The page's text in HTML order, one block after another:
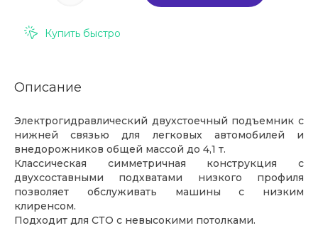
Купить быстро
Описание
Электрогидравлический двухстоечный подъемник с
нижней связью для легковых автомобилей и
внедорожников общей массой до 4,1 т.
Классическая симметричная конструкция с
двухсоставными подхватами низкого профиля
позволяет обслуживать машины с низким
клиренсом.
Подходит для СТО с невысокими потолками.